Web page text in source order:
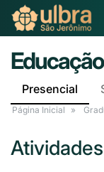
Presencial
Página Inicial